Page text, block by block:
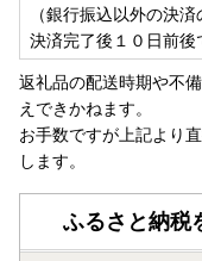
（銀行振込以外の決
決済完了後１０日前後
返礼品の配送時期や不
えできかねます。
お手数ですが上記より
します。
ふるさと納税